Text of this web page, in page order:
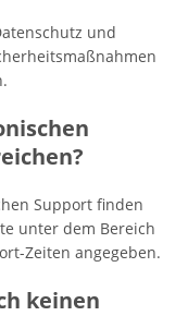
und
Support finden
unter dem Bereich
Zeiten angegeben.
keinen